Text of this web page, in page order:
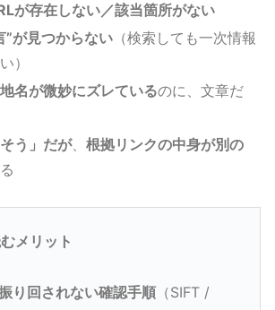
が存在しない／該当箇所がない
”が見つからない （検索しても一次情報
）
名が微妙にズレているのに、文章だ
う」だが、根拠リンクの中身が別の
メリット
り回されない確認手順（SIFT /